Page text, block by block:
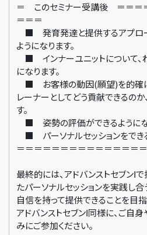
＝ このセミナー受講後 ＝＝＝
＝＝＝
■ 発育発達と提供するアプロ
ようになります。
■ インナーユニットについて、
になります。
■ お客様の動因(願望)を的確に
レーナーとしてどう貢献できるの
す。
■ 姿勢の評価ができるようにな
■ パーソナルセッションをでき
＝＝＝＝＝＝＝＝＝＝＝＝＝＝
最終的には、アドバンストセブンⅠ
たパーソナルセッションを実践し
自信を持って提供できることを目指
アドバンストセブンⅠ同様に、ご自
みにご参加ください。